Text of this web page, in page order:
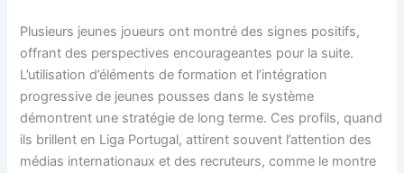
Plusieurs jeunes joueurs ont montré des signes positifs,
offrant des perspectives encourageantes pour la suite.
L’utilisation d’éléments de formation et l’intégration
progressive de jeunes pousses dans le système
démontrent une stratégie de long terme. Ces profils, quand
ils brillent en Liga Portugal, attirent souvent l’attention des
médias internationaux et des recruteurs, comme le montre